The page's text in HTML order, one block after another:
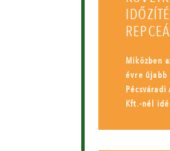
Miközben
évre újabb
Kft.-nél